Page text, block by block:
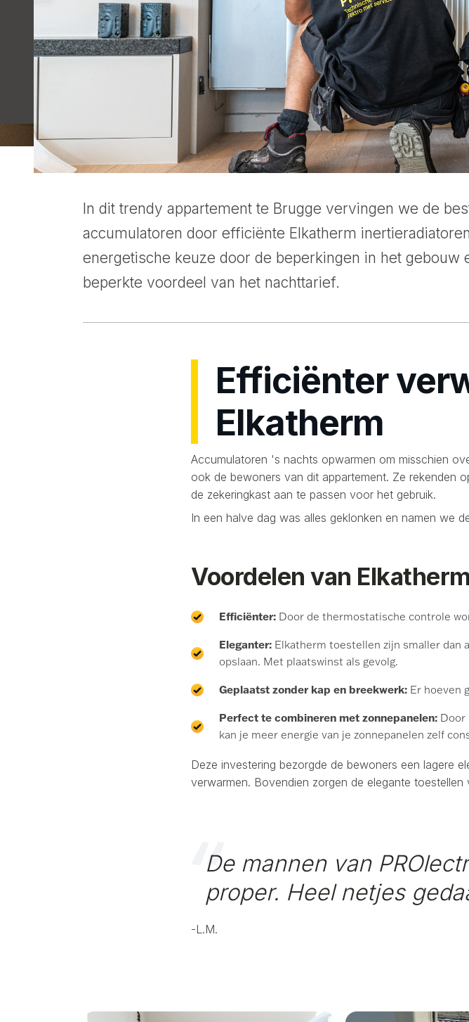
In dit trendy appartement te Brugge vervingen we de
accumulatoren door efficiënte Elkatherm
energetische keuze door de beperkingen in het gebouw
beperkte voordeel van het nachttarief.
Efficiënter
Elkatherm
Accumulatoren 's nachts opwarmen om misschien
ook de bewoners van dit appartement. Ze rekenden
de zekeringkast aan te passen voor het gebruik.
In een halve dag was alles geklonken en namen we
Voordelen van Elkatherm
Efficiënter: Door de thermostatische controle
Eleganter: Elkatherm toestellen zijn smaller
opslaan. Met plaatswinst als gevolg.
Geplaatst zonder kap en breekwerk: Er hoeven
Perfect te combineren met zonnepanelen: Door
kan je meer energie van je zonnepanelen zelf
Deze investering bezorgde de bewoners een lagere
verwarmen. Bovendien zorgen de elegante
De mannen van
proper. Heel netjes
-L.M.